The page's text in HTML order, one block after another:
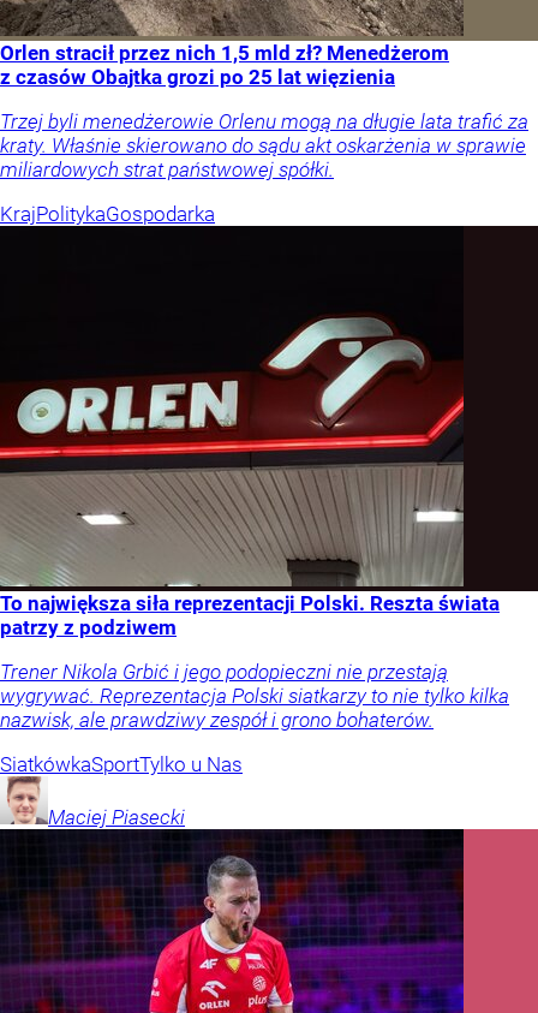
Orlen stracił przez nich 1,5 mld zł? Menedżerom
z czasów Obajtka grozi po 25 lat więzienia
Trzej byli menedżerowie Orlenu mogą na długie lata trafić za
kraty. Właśnie skierowano do sądu akt oskarżenia w sprawie
miliardowych strat państwowej spółki.
KrajPolitykaGospodarka
To największa siła reprezentacji Polski. Reszta świata
patrzy z podziwem
Trener Nikola Grbić i jego podopieczni nie przestają
wygrywać. Reprezentacja Polski siatkarzy to nie tylko kilka
nazwisk, ale prawdziwy zespół i grono bohaterów.
SiatkówkaSportTylko u Nas
Maciej Piasecki